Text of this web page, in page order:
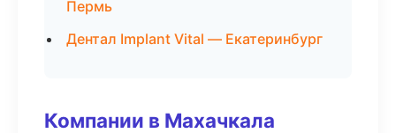
Пермь
Дентал Implant Vital — Екатеринбург
Компании в Махачкала